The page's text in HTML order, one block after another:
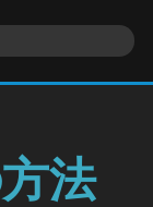
法